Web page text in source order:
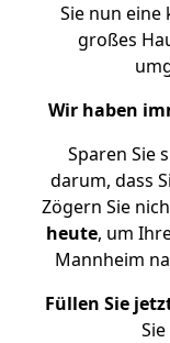
Sie nun eine
großes
Wir haben
Sparen Sie
darum, dass
Zögern Sie
heute, um
Mannheim
Füllen Sie